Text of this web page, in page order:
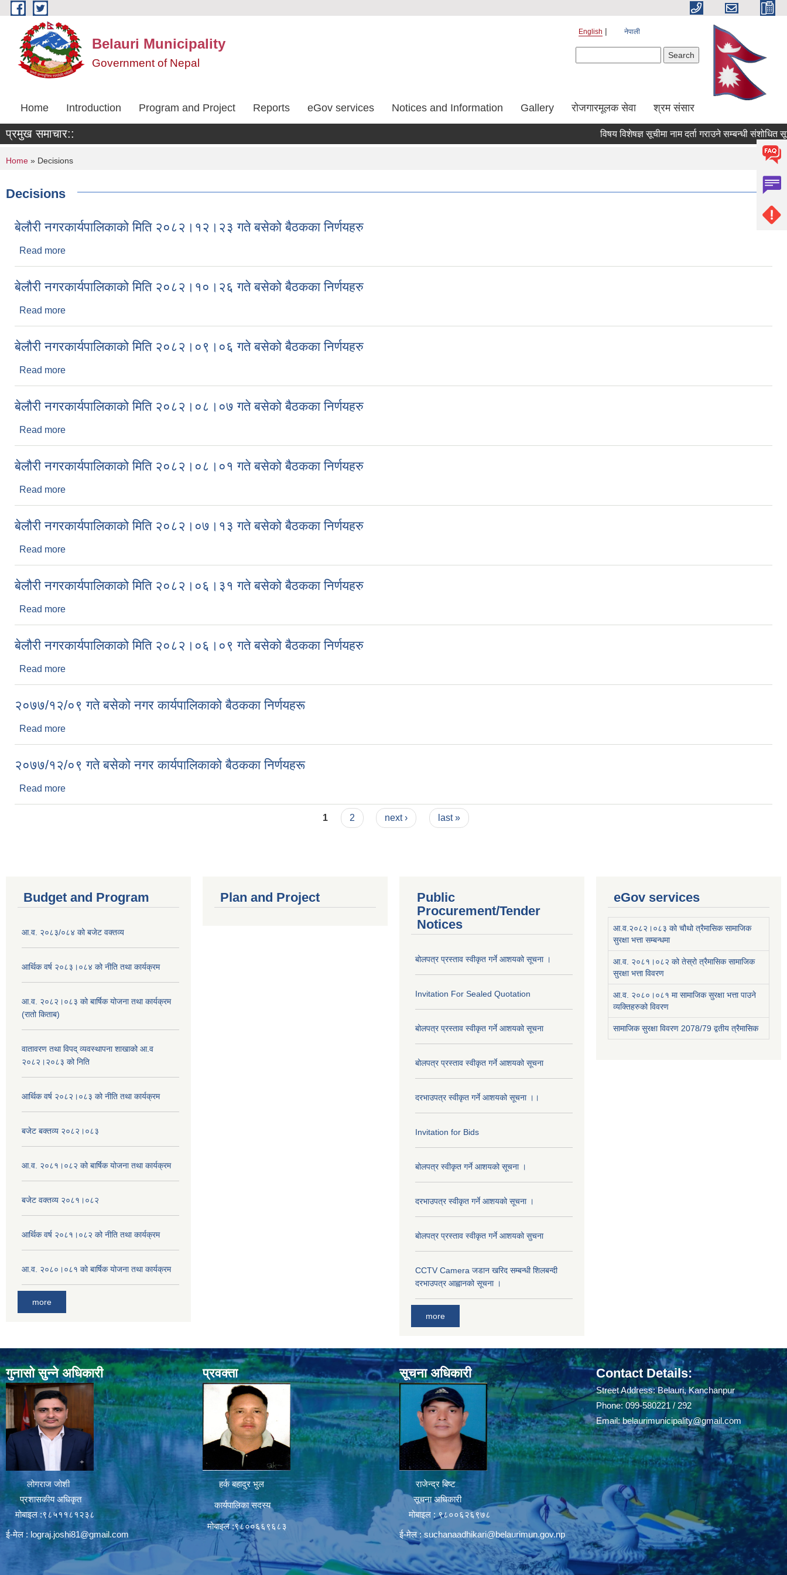
Skip to main content
Belauri Municipality
Government of Nepal
English नेपाली
Home Introduction Program and Project Reports eGov services Notices and Information Gallery रोजगारमूलक सेवा श्रम संसार
प्रमुख समाचार:: विषय विशेषज्ञ सूचीमा नाम दर्ता गराउने सम्बन्धी संशोधित सूचना ।
You are here
Home » Decisions
Decisions
बेलौरी नगरकार्यपालिकाको मिति २०८२।१२।२३ गते बसेको बैठकका निर्णयहरु
Read more
बेलौरी नगरकार्यपालिकाको मिति २०८२।१०।२६ गते बसेको बैठकका निर्णयहरु
Read more
बेलौरी नगरकार्यपालिकाको मिति २०८२।०९।०६ गते बसेको बैठकका निर्णयहरु
Read more
बेलौरी नगरकार्यपालिकाको मिति २०८२।०८।०७ गते बसेको बैठकका निर्णयहरु
Read more
बेलौरी नगरकार्यपालिकाको मिति २०८२।०८।०१ गते बसेको बैठकका निर्णयहरु
Read more
बेलौरी नगरकार्यपालिकाको मिति २०८२।०७।१३ गते बसेको बैठकका निर्णयहरु
Read more
बेलौरी नगरकार्यपालिकाको मिति २०८२।०६।३१ गते बसेको बैठकका निर्णयहरु
Read more
बेलौरी नगरकार्यपालिकाको मिति २०८२।०६।०९ गते बसेको बैठकका निर्णयहरु
Read more
२०७७/१२/०९ गते बसेको नगर कार्यपालिकाको बैठकका निर्णयहरू
Read more
२०७७/१२/०९ गते बसेको नगर कार्यपालिकाको बैठकका निर्णयहरू
Read more
1 2 next › last »
Budget and Program
आ.व. २०८३/०८४ को बजेट वक्तव्य
आर्थिक वर्ष २०८३।०८४ को नीति तथा कार्यक्रम
आ.व. २०८२।०८३ को बार्षिक योजना तथा कार्यक्रम
(रातो किताब)
वातावरण तथा विपद् व्यवस्थापना शाखाको आ.व
२०८२।२०८३ को निति
आर्थिक वर्ष २०८२।०८३ को नीति तथा कार्यक्रम
बजेट बक्तव्य २०८२।०८३
आ.व. २०८१।०८२ को बार्षिक योजना तथा कार्यक्रम
बजेट वक्तव्य २०८१।०८२
आर्थिक वर्ष २०८१।०८२ को नीति तथा कार्यक्रम
आ.व. २०८०।०८१ को बार्षिक योजना तथा कार्यक्रम
more
Plan and Project
Public
Procurement/Tender
Notices
बोलपत्र प्रस्ताव स्वीकृत गर्ने आशयको सूचना ।
Invitation For Sealed Quotation
बोलपत्र प्रस्ताव स्वीकृत गर्ने आशयको सूचना
बोलपत्र प्रस्ताव स्वीकृत गर्ने आशयको सूचना
दरभाउपत्र स्वीकृत गर्ने आशयको सूचना ।।
Invitation for Bids
बोलपत्र स्वीकृत गर्ने आशयको सूचना ।
दरभाउपत्र स्वीकृत गर्ने आशयको सूचना ।
बोलपत्र प्रस्ताव स्वीकृत गर्ने आशयको सुचना
CCTV Camera जडान खरिद सम्बन्धी शिलबन्दी
दरभाउपत्र आह्वानको सूचना ।
more
eGov services
आ.व.२०८२।०८३ को चौथो त्रैमासिक सामाजिक
सुरक्षा भत्ता सम्बन्धमा
आ.व. २०८१।०८२ को तेस्रो त्रैमासिक सामाजिक
सुरक्षा भत्ता विवरण
आ.व. २०८०।०८१ मा सामाजिक सुरक्षा भत्ता पाउने
व्यक्तिहरुको विवरण
सामाजिक सुरक्षा विवरण 2078/79 द्वतीय त्रैमासिक
गुनासो सुन्ने अधिकारी
लोगराज जोशी
प्रशासकीय अधिकृत
मोबाइल :९८५११८१२३८
ई-मेल : lograj.joshi81@gmail.com
प्रवक्ता
हर्क बहादुर भुल
कार्यपालिका सदस्य
मोबाइल :९८००६६९६८३
सूचना अधिकारी
राजेन्द्र बिष्ट
सूचना अधिकारी
मोबाइल : ९८००६२६९७८
ई-मेल :suchanaadhikari@belaurimun.gov.np
Contact Details:
Street Address: Belauri, Kanchanpur
Phone: 099-580221 / 292
Email:belaurimunicipality@gmail.com